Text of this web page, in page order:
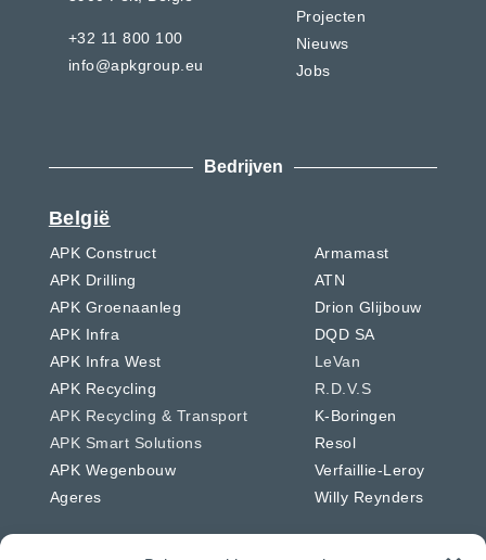
+32 11 800 100
info@apkgroup.eu
Projecten
Nieuws
Jobs
Bedrijven
België
APK Construct
APK Drilling
APK Groenaanleg
APK Infra
APK Infra West
APK Recycling
APK Recycling & Transport
APK Smart Solutions
APK Wegenbouw
Ageres
Armamast
ATN
Drion Glijbouw
DQD SA
LeVan
R.D.V.S
K-Boringen
Resol
Verfaillie-Leroy
Willy Reynders